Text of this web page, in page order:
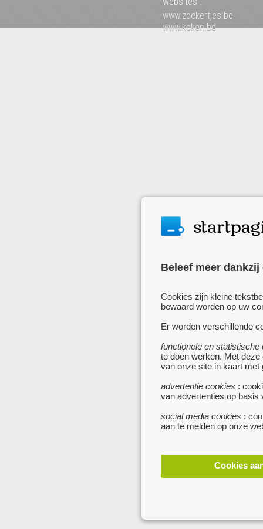
Beleef meer
Cookies zijn kleine
bewaard worden op uw
Er worden verschillende
functionele en statistische
te doen werken. Met
van onze site in kaart met
advertentie cookies :
van advertenties op basis
social media cookies :
aan te melden op onze
Cookies
www.zoekertjes.be
www.koken.be